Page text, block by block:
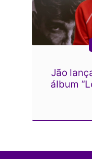
Jão
álbum